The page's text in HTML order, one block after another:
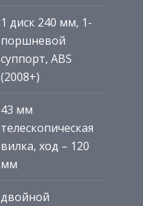
1 диск 240 мм, 1-
поршневой
суппорт, ABS
(2008+)
43 мм
телескопическая
вилка, ход – 120
мм
двойной